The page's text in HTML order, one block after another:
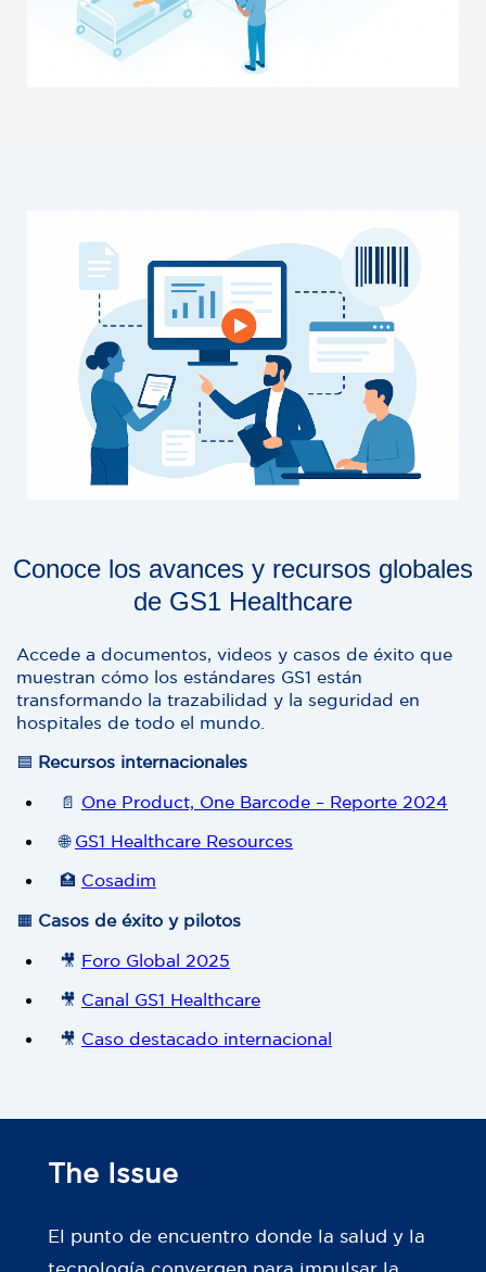
Conoce los avances y recursos globales
de GS1 Healthcare
Accede a documentos, videos y casos de éxito que
muestran cómo los estándares GS1 están
transformando la trazabilidad y la seguridad en
hospitales de todo el mundo.
🟦 Recursos internacionales
📄 One Product, One Barcode – Reporte 2024
🌐 GS1 Healthcare Resources
🏥 Cosadim
🟧 Casos de éxito y pilotos
🎥 Foro Global 2025
🎥 Canal GS1 Healthcare
🎥 Caso destacado internacional
The Issue
El punto de encuentro donde la salud y la
tecnología convergen para impulsar la